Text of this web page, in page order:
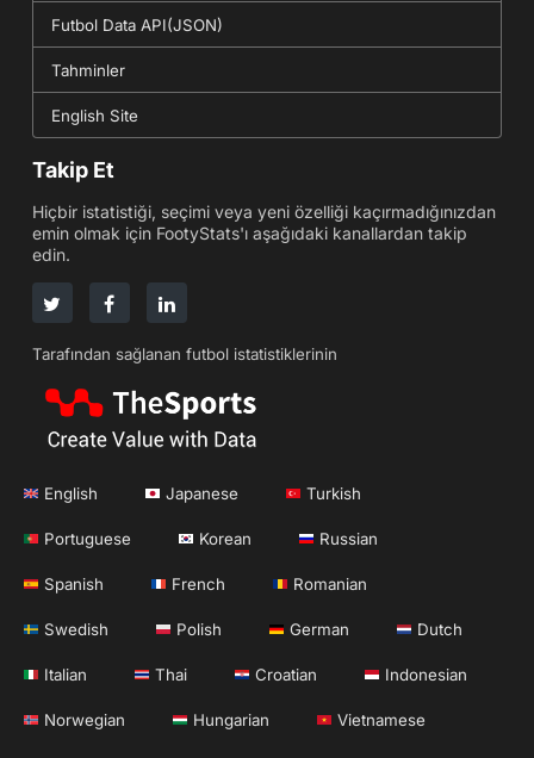
Futbol Data API(JSON)
Tahminler
English Site
Takip Et
Hiçbir istatistiği, seçimi veya yeni özelliği kaçırmadığınızdan
emin olmak için FootyStats'ı aşağıdaki kanallardan takip
edin.
Tarafından sağlanan futbol istatistiklerinin
English Japanese Turkish
Portuguese Korean Russian
Spanish French Romanian
Swedish Polish German Dutch
Italian Thai Croatian Indonesian
Norwegian Hungarian Vietnamese